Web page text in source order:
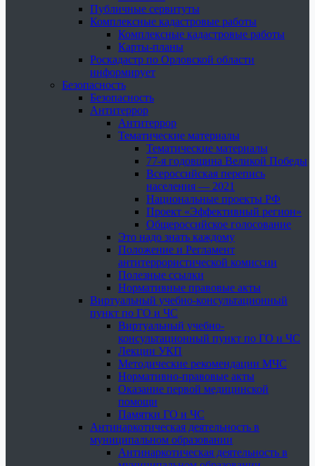
Публичные сервитуты
Комплексные кадастровые работы
Комплексные кадастровые работы
Карты-планы
Роскадастр по Орловской области
информирует
Безопасность
Безопасность
Антитеррор
Антитеррор
Тематические материалы
Тематические материалы
77-я годовщина Великой Победы
Всероссийская перепись
населения — 2021
Национальные проекты РФ
Проект «Эффективный регион»
Общероссийское голосование
Это надо знать каждому
Положение и Регламент
антитеррористической комиссии
Полезные ссылки
Нормативные правовые акты
Виртуальный учебно-консультационный
пункт по ГО и ЧС
Виртуальный учебно-
консультационный пункт по ГО и ЧС
Лекции УКП
Методические рекомендации МЧС
Нормативно-правовые акты
Оказание первой медицинской
помощи
Памятки ГО и ЧС
Антинаркотическая деятельность в
муниципальном образовании
Антинаркотическая деятельность в